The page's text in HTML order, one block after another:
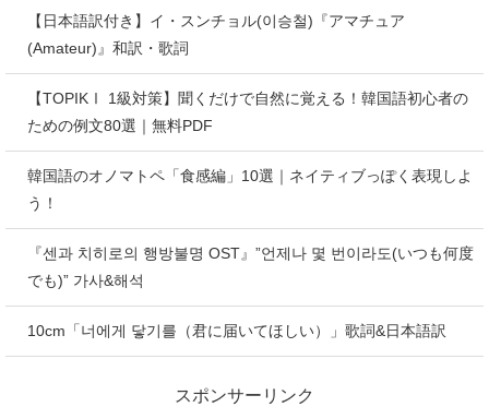
【日本語訳付き】イ・スンチョル(이승철)『アマチュア
(Amateur)』和訳・歌詞
【TOPIKⅠ 1級対策】聞くだけで自然に覚える！韓国語初心者の
ための例文80選｜無料PDF
韓国語のオノマトペ「食感編」10選｜ネイティブっぽく表現しよ
う！
『센과 치히로의 행방불명 OST』”언제나 몇 번이라도(いつも何度
でも)” 가사&해석
10cm「너에게 닿기를（君に届いてほしい）」歌詞&日本語訳
スポンサーリンク